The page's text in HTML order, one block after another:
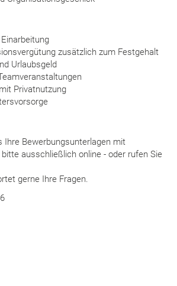
zusätzlich zum Festgehalt
Urlaubsgeld
Privatnutzung
Ihre Bewerbungsunterlagen mit
ausschließlich online - oder rufen Sie
gerne Ihre Fragen.